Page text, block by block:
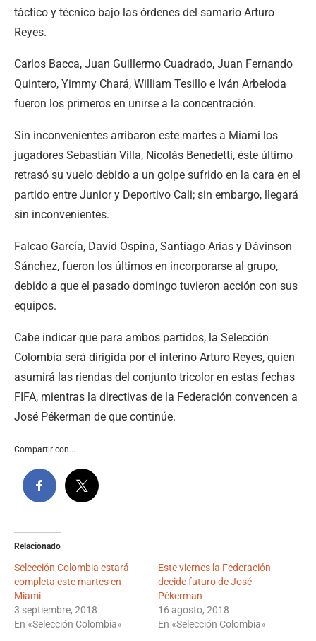
táctico y técnico bajo las órdenes del samario Arturo
Reyes.
Carlos Bacca, Juan Guillermo Cuadrado, Juan Fernando
Quintero, Yimmy Chará, William Tesillo e Iván Arbeloda
fueron los primeros en unirse a la concentración.
Sin inconvenientes arribaron este martes a Miami los
jugadores Sebastián Villa, Nicolás Benedetti, éste último
retrasó su vuelo debido a un golpe sufrido en la cara en el
partido entre Junior y Deportivo Cali; sin embargo, llegará
sin inconvenientes.
Falcao García, David Ospina, Santiago Arias y Dávinson
Sánchez, fueron los últimos en incorporarse al grupo,
debido a que el pasado domingo tuvieron acción con sus
equipos.
Cabe indicar que para ambos partidos, la Selección
Colombia será dirigida por el interino Arturo Reyes, quien
asumirá las riendas del conjunto tricolor en estas fechas
FIFA, mientras la directivas de la Federación convencen a
José Pékerman de que continúe.
Compartir con...
Relacionado
Selección Colombia estará
completa este martes en
Miami
3 septiembre, 2018
En «Selección Colombia»
Este viernes la Federación
decide futuro de José
Pékerman
16 agosto, 2018
En «Selección Colombia»